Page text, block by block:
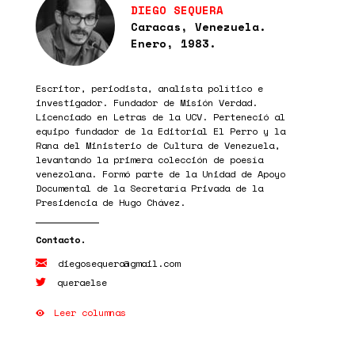
DIEGO SEQUERA
Caracas, Venezuela.
Enero, 1983.
Escritor, periodista, analista político e
investigador. Fundador de Misión Verdad.
Licenciado en Letras de la UCV. Perteneció al
equipo fundador de la Editorial El Perro y la
Rana del Ministerio de Cultura de Venezuela,
levantando la primera colección de poesía
venezolana. Formó parte de la Unidad de Apoyo
Documental de la Secretaría Privada de la
Presidencia de Hugo Chávez.
diegosequera@gmail.com
queraelse
Leer columnas